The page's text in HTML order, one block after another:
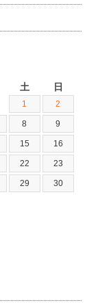
土 日
1 2
8 9
15 16
22 23
29 30